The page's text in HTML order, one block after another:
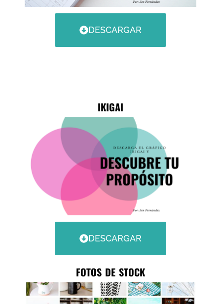
DESCARGAR
IKIGAI
DESCARGAR
FOTOS DE STOCK